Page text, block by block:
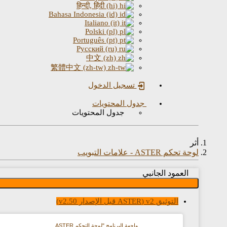
تسجيل الدخول
جدول المحتويات
جدول المحتويات
أثر
لوحة تحكم ASTER - علامات التبويب
العمود الجانبي
التوثيق v2 (ASTER قبل الإصدار v2.50)
واجهة البرنامج "لوحة التحكم ASTER